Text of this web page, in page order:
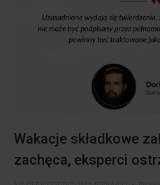
Wakacje składkowe
zachęca, eksperci